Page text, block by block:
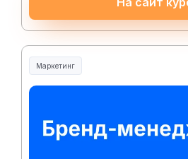
Маркетинг